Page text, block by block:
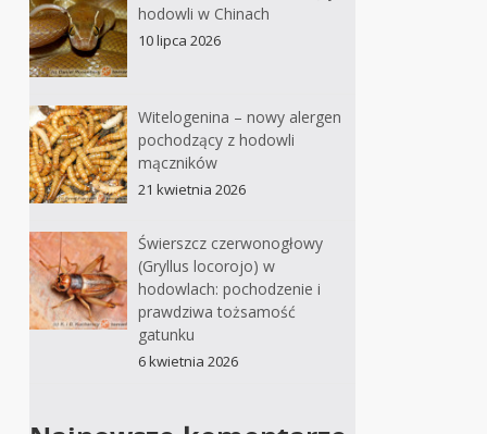
hodowli w Chinach
10 lipca 2026
Witelogenina – nowy alergen
pochodzący z hodowli
mączników
21 kwietnia 2026
Świerszcz czerwonogłowy
(Gryllus locorojo) w
hodowlach: pochodzenie i
prawdziwa tożsamość
gatunku
6 kwietnia 2026